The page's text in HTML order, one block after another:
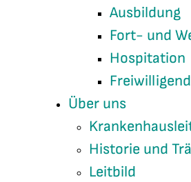
Ausbildung
Fort- und
Hospitation
Über uns
Historie und
Leitbild